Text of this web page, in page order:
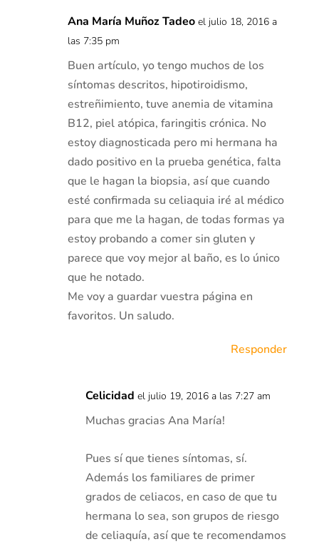
Ana María Muñoz Tadeo el julio 18, 2016 a
las 7:35 pm
Buen artículo, yo tengo muchos de los
síntomas descritos, hipotiroidismo,
estreñimiento, tuve anemia de vitamina
B12, piel atópica, faringitis crónica. No
estoy diagnosticada pero mi hermana ha
dado positivo en la prueba genética, falta
que le hagan la biopsia, así que cuando
esté confirmada su celiaquia iré al médico
para que me la hagan, de todas formas ya
estoy probando a comer sin gluten y
parece que voy mejor al baño, es lo único
que he notado.
Me voy a guardar vuestra página en
favoritos. Un saludo.
Responder
Celicidad el julio 19, 2016 a las 7:27 am
Muchas gracias Ana María!
Pues sí que tienes síntomas, sí.
Además los familiares de primer
grados de celiacos, en caso de que tu
hermana lo sea, son grupos de riesgo
de celiaquía, así que te recomendamos